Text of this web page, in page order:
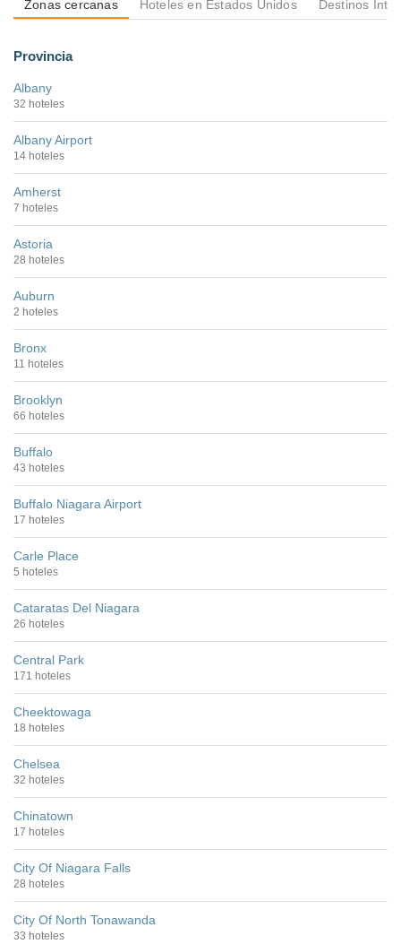
Zonas cercanas Hoteles en Estados Unidos Destinos
Provincia
Albany
32 hoteles
Albany Airport
14 hoteles
Amherst
7 hoteles
Astoria
28 hoteles
Auburn
2 hoteles
Bronx
11 hoteles
Brooklyn
66 hoteles
Buffalo
43 hoteles
Buffalo Niagara Airport
17 hoteles
Carle Place
5 hoteles
Cataratas Del Niagara
26 hoteles
Central Park
171 hoteles
Cheektowaga
18 hoteles
Chelsea
32 hoteles
Chinatown
17 hoteles
City Of Niagara Falls
28 hoteles
City Of North Tonawanda
33 hoteles